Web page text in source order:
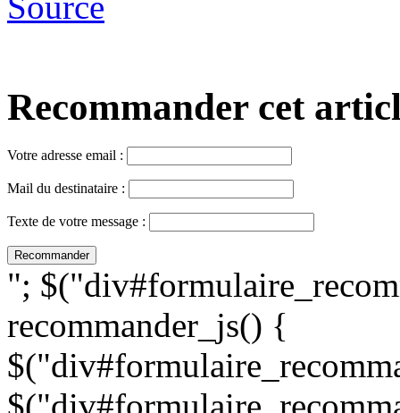
Recommander cet
Votre adresse email :
Mail du destinataire :
Texte de votre message :
";
recommander_js() {